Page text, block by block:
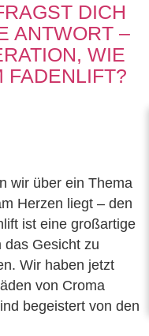
DICH
ANTWORT –
WIE
FADENLIFT?
wir über ein Thema
Herzen liegt – den
ist eine großartige
das Gesicht zu
Wir haben jetzt
von Croma
begeistert von den